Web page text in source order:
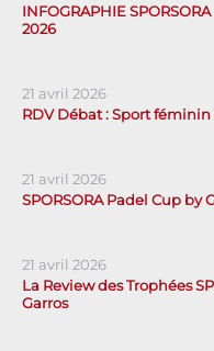
INFOGRAPHIE
2026
21 avril 2026
RDV Débat : Sport
21 avril 2026
SPORSORA Padel Cup by
21 avril 2026
La Review des Trophées
Garros